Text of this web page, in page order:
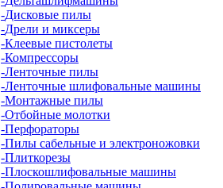
-Дисковые пилы
-Дрели и миксеры
-Клеевые пистолеты
-Компрессоры
-Ленточные пилы
-Ленточные шлифовальные машины
-Монтажные пилы
-Отбойные молотки
-Перфораторы
-Пилы сабельные и электроножовки
-Плиткорезы
-Плоскошлифовальные машины